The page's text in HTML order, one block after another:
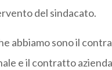
del sindacato.
abbiamo sono il
e il contratto